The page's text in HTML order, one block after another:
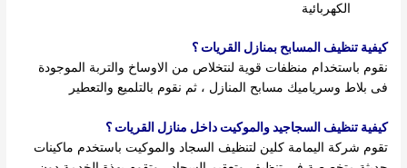
الكهربائية
كيفية تنظيف المسابح بمنازل القريات ؟
نقوم باستخدام منظفات قوية لنتخلاص من الاوساخ والتربة الموجودة
فى بلاط وسرياميك مسابح المنازل ، ثم نقوم بالتلميع والتعطير
كيفية تنظيف السجاجيد والموكيت داخل منازل القريات ؟
تقوم شركة اليمامة كلين لتنظيف السجاد والموكيت باستخدم ماكينات